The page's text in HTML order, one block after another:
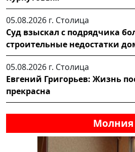
05.08.2026 г. Столица
Суд взыскал с подрядчика
строительные недостатки
05.08.2026 г. Столица
Евгений Григорьев: Жизнь
прекрасна
Молния